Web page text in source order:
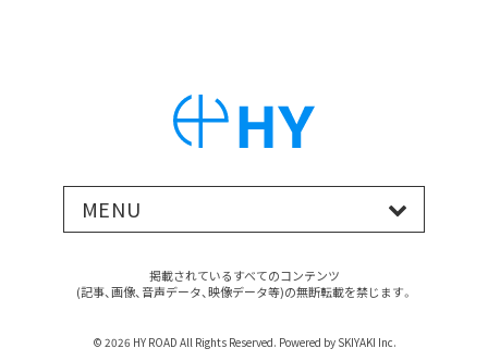
MENU
掲載されているすべてのコンテンツ
(記事、画像、音声データ、映像データ等)の無断転載を禁じます。
© 2026 HY ROAD All Rights Reserved. Powered by SKIYAKI Inc.